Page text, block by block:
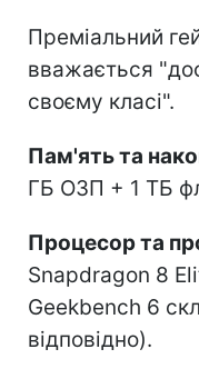
Преміальний
вважається
своєму класі".
Пам'ять та
ГБ ОЗП + 1 ТБ
Процесор та
Snapdragon 8
Geekbench 6
відповідно).